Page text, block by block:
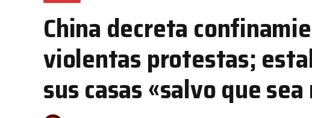
China decreta
violentas protestas;
sus casas «salvo que